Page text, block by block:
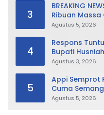
3
BREAKING
Ribuan Massa
Cabut Perda
Agustus 5, 2026
4
Respons
Bupati
Perda LAD:
Agustus 3, 2026
5
Appi Semprot
Cuma
Agustus 5, 2026